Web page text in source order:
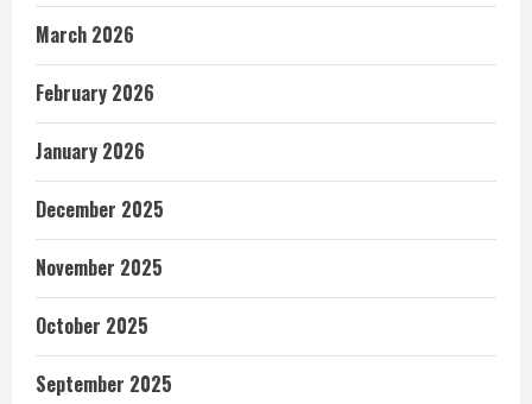
March 2026
February 2026
January 2026
December 2025
November 2025
October 2025
September 2025